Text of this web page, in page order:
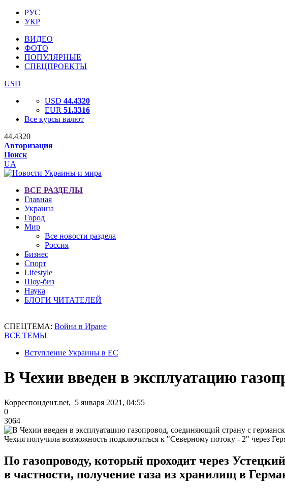
РУС
УКР
ВИДЕО
ФОТО
ПОПУЛЯРНЫЕ
СПЕЦПРОЕКТЫ
USD
USD 44.4320
EUR 51.3316
Все курсы валют
44.4320
Авторизация
Поиск
UA
ВСЕ РАЗДЕЛЫ
Главная
Украина
Город
Мир
Все новости раздела
Россия
Бизнес
Спорт
Lifestyle
Шоу-биз
Наука
БЛОГИ ЧИТАТЕЛЕЙ
СПЕЦТЕМА: Война в Иране
ВСЕ ТЕМЫ
Вступление Украины в ЕС
В Чехии введен в эксплуатацию
Корреспондент.net, 5 января 2021, 04:55
0
3064
Чехия получила возможность подключиться к "Северному потоку - 2" через
По газопроводу, который проходит через
в частности, получение газа из хранилищ в